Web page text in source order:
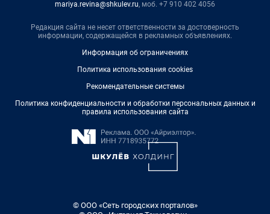
mariya.revina@shkulev.ru, моб. +7 910 402 4056
Редакция сайта не несет ответственности за достоверность
информации, содержащейся в рекламных объявлениях.
Информация об ограничениях
Политика использования cookies
Рекомендательные системы
Политика конфиденциальности и обработки персональных данных и
правила использования сайта
© ООО «Сеть городских порталов»